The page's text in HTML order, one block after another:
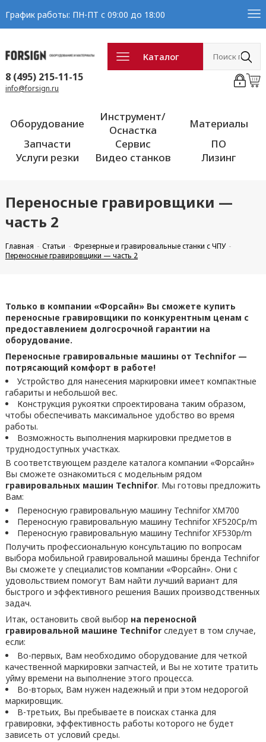
График работы: ПН-ПТ с 09:00 до 18:00
Каталог
8 (495) 215-11-15
info@forsign.ru
Оборудование
Инструмент/
Оснастка
Материалы
Запчасти
Сервис
ПО
Услуги резки
Видео станков Лизинг
Переносные гравировщики —
часть 2
Главная Статьи
Фрезерные и гравировальные станки с ЧПУ
Переносные гравировщики — часть 2
Только в компании «Форсайн» Вы сможете купить
переносные гравировщики по конкурентным ценам с
предоставлением долгосрочной гарантии на
оборудование.
Переносные гравировальные машины от Technifor —
потрясающий комфорт в работе!
Устройство для нанесения маркировки имеет компактные
габариты и небольшой вес.
Конструкция рукоятки спроектирована таким образом,
чтобы обеспечивать максимальное удобство во время
работы.
Возможность выполнения маркировки предметов в
труднодоступных участках.
В соответствующем разделе каталога компании «Форсайн»
Вы сможете ознакомиться с модельным рядом
гравировальных машин Technifor. Мы готовы предложить
Вам:
Переносную гравировальную машину Technifor XM700
Переносную гравировальную машину Technifor XF520Cp/m
Переносную гравировальную машину Technifor XF530p/m
Получить профессиональную консультацию по вопросам
выбора мобильной гравировальной машины бренда Technifor
Вы сможете у специалистов компании «Форсайн». Они с
удовольствием помогут Вам найти лучший вариант для
быстрого и эффективного решения Ваших производственных
задач.
Итак, остановить свой выбор на переносной
гравировальной машине Techniforследует в том случае,
если:
Во-первых, Вам необходимо оборудование для четкой
качественной маркировки запчастей, и Вы не хотите тратить
уйму времени на выполнение этого процесса.
Во-вторых, Вам нужен надежный и при этом недорогой
маркировщик.
В-третьих, Вы пребываете в поисках станка для
гравировки, эффективность работы которого не будет
зависеть от условий среды.